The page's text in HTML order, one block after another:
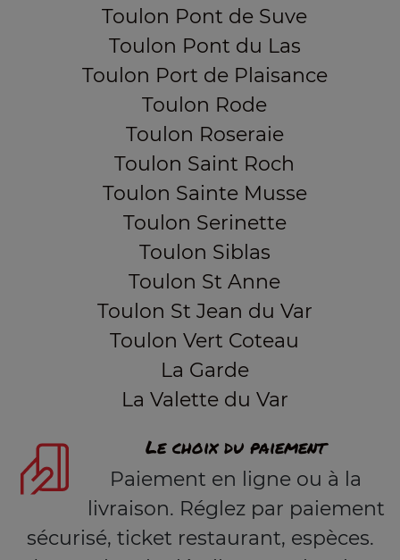
Toulon Pont de Suve
Toulon Pont du Las
Toulon Port de Plaisance
Toulon Rode
Toulon Roseraie
Toulon Saint Roch
Toulon Sainte Musse
Toulon Serinette
Toulon Siblas
Toulon St Anne
Toulon St Jean du Var
Toulon Vert Coteau
La Garde
La Valette du Var
Le choix du paiement
Paiement en ligne ou à la
livraison. Réglez par paiement
sécurisé, ticket restaurant, espèces.